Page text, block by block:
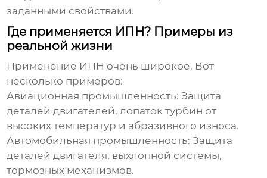
заданными свойствами.
Где применяется ИПН? Примеры из
реальной жизни
Применение ИПН очень широкое. Вот
несколько примеров:
Авиационная промышленность: Защита
деталей двигателей, лопаток турбин от
высоких температур и абразивного износа.
Автомобильная промышленность: Защита
деталей двигателя, выхлопной системы,
тормозных механизмов.